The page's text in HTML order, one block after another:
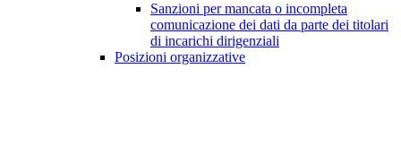
Sanzioni per mancata o incompleta
comunicazione dei dati da parte dei titolari
di incarichi dirigenziali
Posizioni organizzative